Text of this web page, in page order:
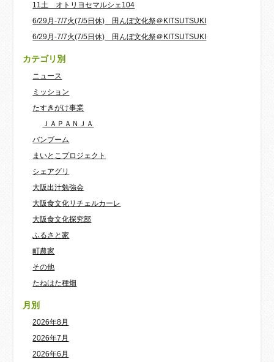
11土 オトリヨセマルシェ104
6/29月-7/7火(7/5日休) 田んぼ文化祭＠KITSUTSUKI
6/29月-7/7火(7/5日休) 田んぼ文化祭＠KITSUTSUKI
カテゴリ別
ニュース
ミッション
たすきがけ事業
ＪＡＰＡＮＪＡ
バンブーム
まいとこプロジェクト
シェアグリ
大阪出汁勉強会
大阪食文化リチェルカーレ
大阪食文化探究部
ふるさと家
町農家
その他
たねはた種畑
月別
2026年8月
2026年7月
2026年6月